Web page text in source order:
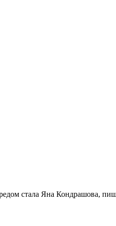
стала Яна Кондрашова,